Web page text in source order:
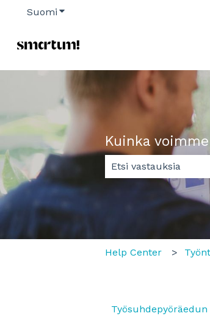
Suomi Näytä käännöksien alavalikko
Kuinka
Ehdotuksia ei ole,
Help Center
Työsuhdepyöräedun